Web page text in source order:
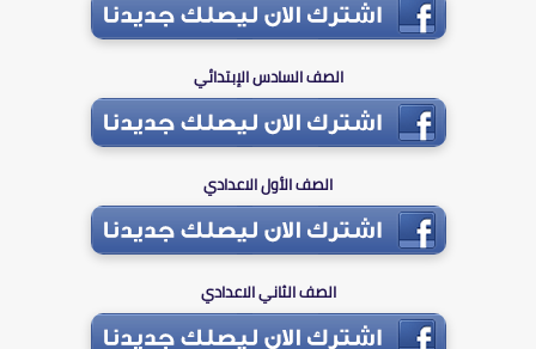
الصف السادس الإبتدائي
الصف الأول الاعدادي
الصف الثاني الاعدادي